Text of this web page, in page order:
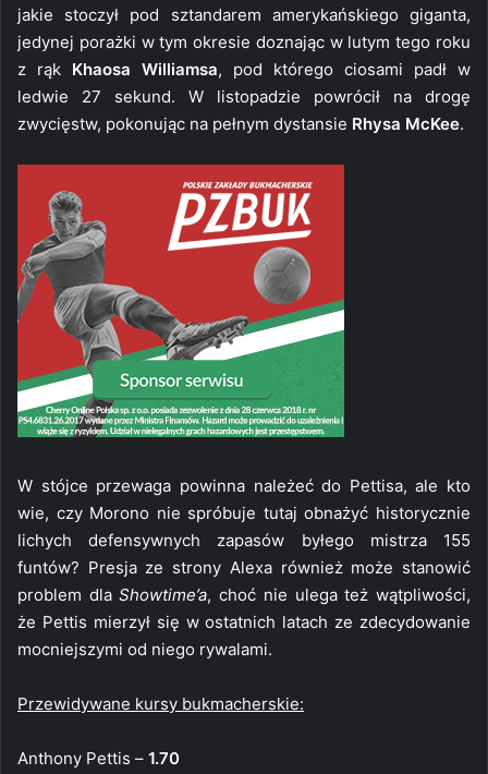
jakie stoczył pod sztandarem amerykańskiego giganta,
jedynej porażki w tym okresie doznając w lutym tego roku
z rąk Khaosa Williamsa, pod którego ciosami padł w
ledwie 27 sekund. W listopadzie powrócił na drogę
zwycięstw, pokonując na pełnym dystansie Rhysa McKee.
W stójce przewaga powinna należeć do Pettisa, ale kto
wie, czy Morono nie spróbuje tutaj obnażyć historycznie
lichych defensywnych zapasów byłego mistrza 155
funtów? Presja ze strony Alexa również może stanowić
problem dlaShowtime’a, choć nie ulega też wątpliwości,
że Pettis mierzył się w ostatnich latach ze zdecydowanie
mocniejszymi od niego rywalami.
Przewidywane kursy bukmacherskie:
Anthony Pettis – 1.70